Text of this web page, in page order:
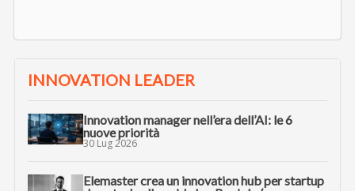
INNOVATION LEADER
Innovation manager nell’era dell’AI: le 6
nuove priorità
30 Lug 2026
Elemaster crea un innovation hub per startup